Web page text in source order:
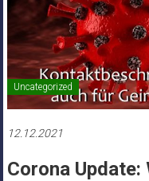
Uncategorized
12.12.2021
Corona